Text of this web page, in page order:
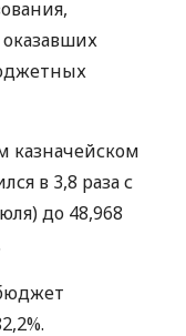
казначейском
в 3,8 раза с
до 48,968